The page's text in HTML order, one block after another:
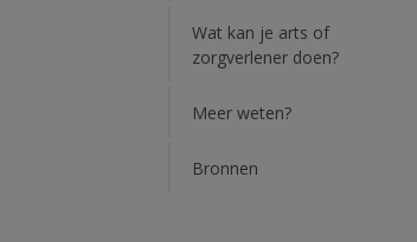
Wat kan je arts of
zorgverlener doen?
Meer weten?
Bronnen